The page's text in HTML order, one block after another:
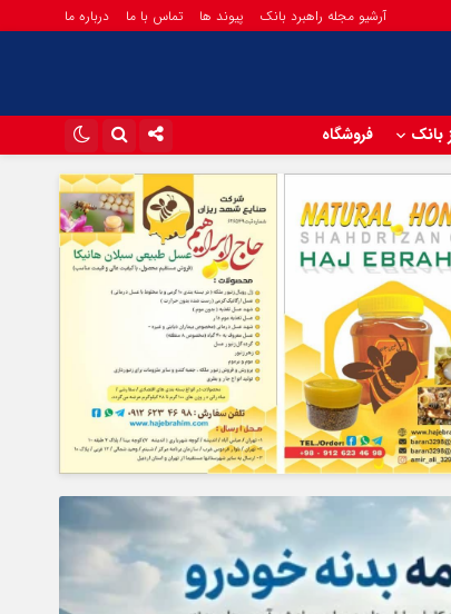
آرشیو مجله راهبرد بانک پیوند ها تماس با ما درباره ما
بانک فروشگاه
اینستاگرام
تلگرام
آپارات